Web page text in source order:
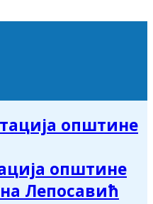
општине
Лепосавић